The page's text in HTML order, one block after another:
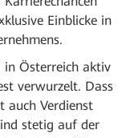
Einblicke in
in Österreich aktiv
verwurzelt. Dass
auch Verdienst
stetig auf der